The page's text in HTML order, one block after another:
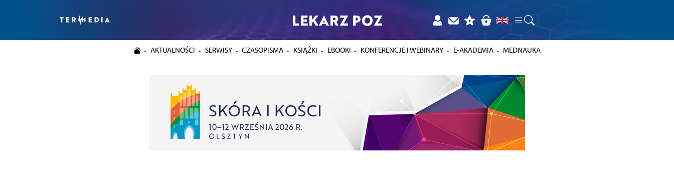
LEKARZ POZ
AKTUALNOŚCI SERWISY CZASOPISMA KSIĄŻKI EBOOKI KONFERENCJE I WEBINARY E-AKADEMIA MEDNAUKA